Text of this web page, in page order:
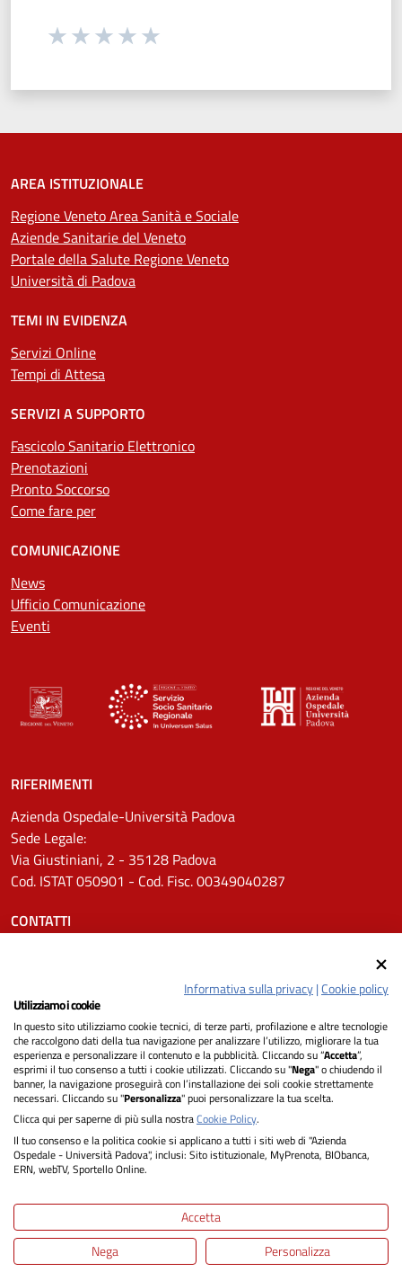
Seleziona una valutazione da 1 a 5 stelle
AREA ISTITUZIONALE
Regione Veneto Area Sanità e Sociale
Aziende Sanitarie del Veneto
Portale della Salute Regione Veneto
Università di Padova
TEMI IN EVIDENZA
Servizi Online
Tempi di Attesa
SERVIZI A SUPPORTO
Fascicolo Sanitario Elettronico
Prenotazioni
Pronto Soccorso
Come fare per
COMUNICAZIONE
News
Ufficio Comunicazione
Eventi
RIFERIMENTI
Azienda Ospedale-Università Padova
Sede Legale:
Via Giustiniani, 2 - 35128 Padova
Cod. ISTAT 050901 - Cod. Fisc. 00349040287
CONTATTI
Pec: protocollo.aopd@pecveneto.it
SEGUICI SU
Privacy
Dichiarazione di Accessibilità
Mappa del sito
Informativa sulla privacy|Cookie policy
Utilizziamo i cookie
In questo sito utilizziamo cookie tecnici, di terze parti, profilazione e altre tecnologie
che raccolgono dati della tua navigazione per analizzare l’utilizzo, migliorare la tua
esperienza e personalizzare il contenuto e la pubblicità. Cliccando su “Accetta”,
esprimi il tuo consenso a tutti i cookie utilizzati. Cliccando su "Nega" o chiudendo il
banner, la navigazione proseguirà con l’installazione dei soli cookie strettamente
necessari. Cliccando su "Personalizza" puoi personalizzare la tua scelta.
Clicca qui per saperne di più sulla nostraCookie Policy.
Il tuo consenso e la politica cookie si applicano a tutti i siti web di "Azienda
Ospedale - Università Padova", inclusi: Sito istituzionale, MyPrenota, BIObanca,
ERN, webTV, Sportello Online.
Accetta
Nega
Personalizza